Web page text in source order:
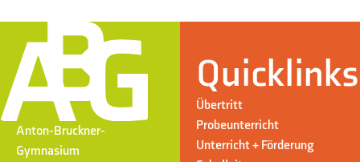
Anton-Bruckner-
Gymnasium
Quicklinks
Übertritt
Probeunterricht
Unterricht + Förderung